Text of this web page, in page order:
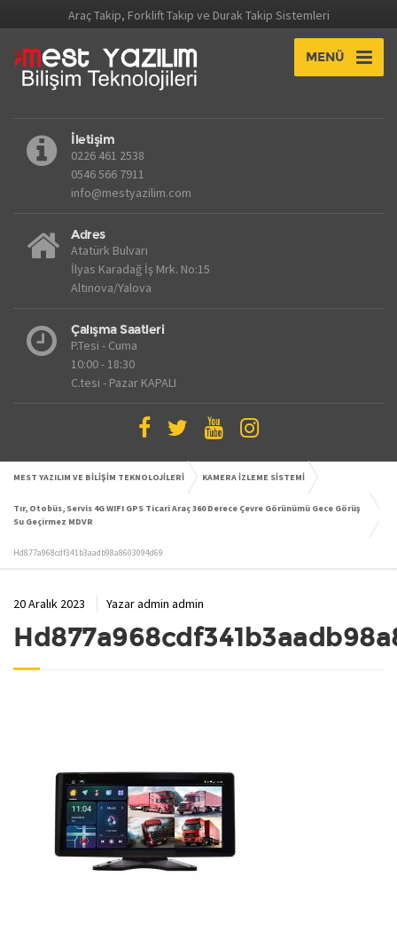
Araç Takip, Forklift Takip ve Durak Takip Sistemleri
MENÜ
İletişim
0226 461 2538
0546 566 7911
info@mestyazilim.com
Adres
Atatürk Bulvarı
İlyas Karadağ İş Mrk. No:15
Altınova/Yalova
Çalışma Saatleri
P.Tesi - Cuma
10:00 - 18:30
C.tesi - Pazar KAPALI
MEST YAZILIM VE BİLİŞİM TEKNOLOJİLERİ KAMERA İZLEME SİSTEMİ
Tır, Otobüs, Servis 4G WIFI GPS Ticari Araç 360 Derece Çevre Görünümü Gece Görüş
Su Geçirmez MDVR
Hd877a968cdf341b3aadb98a8603094d69
20 Aralık 2023 Yazaradmin admin